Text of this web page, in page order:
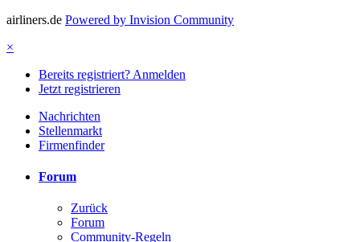
airliners.de Powered by Invision Community
×
Bereits registriert? Anmelden
Jetzt registrieren
Nachrichten
Stellenmarkt
Firmenfinder
Forum
Zurück
Forum
Community-Regeln